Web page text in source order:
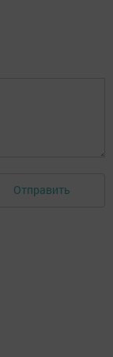
Отправить